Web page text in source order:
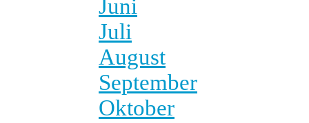
Juni
Juli
August
September
Oktober